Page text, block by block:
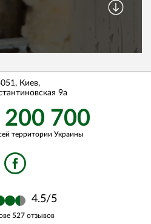
, Киев,
9a
200 700
территории Украины
4.5/5
527 отзывов